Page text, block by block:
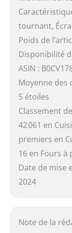
tournant,
Poids de
Disponibilité
ASIN :
Moyenne des
5 étoiles
Classement
42 061 en
premiers en
16 en Fours à
Date de mise
2024
Note de la